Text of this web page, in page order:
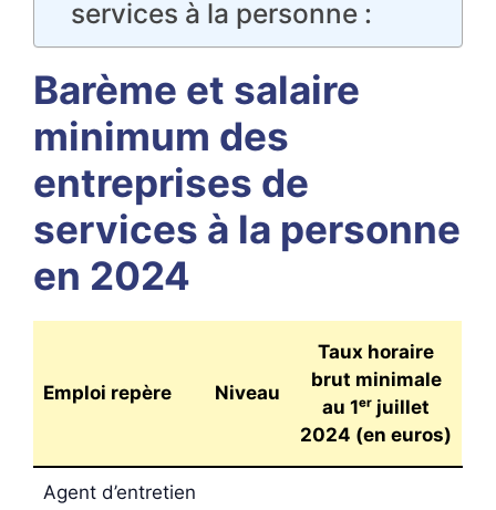
services à la personne :
Barème et salaire
minimum des
entreprises de
services à la personne
en 2024
Emploi repère Niveau
Taux horaire
brut minimale
au 1ᵉʳ juillet
2024 (en euros)
Agent d’entretien